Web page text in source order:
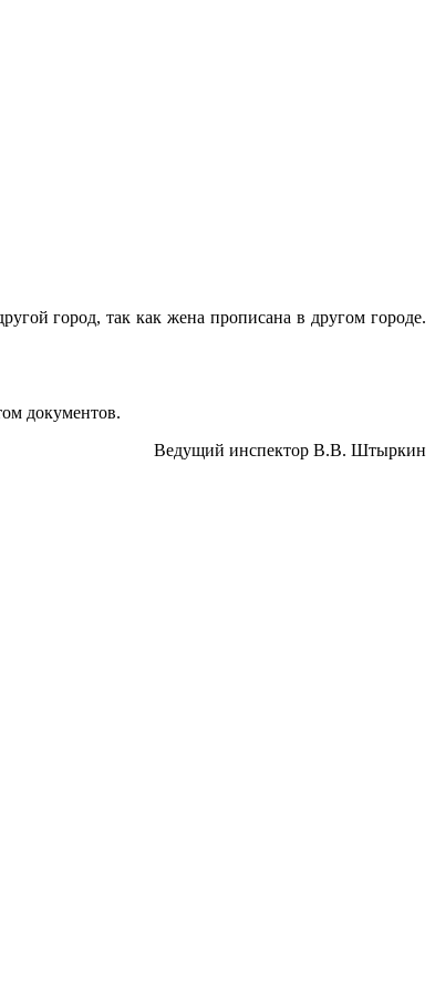
город, так как жена прописана в другом городе.
документов.
Ведущий инспектор В.В. Штыркин